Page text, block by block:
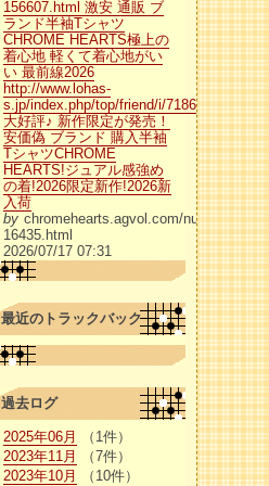
156607.html 激安 通販 ブ
ランド半袖Tシャツ
CHROME HEARTS極上の
着心地 軽くて着心地がい
い 最前線2026
http://www.lohas-
s.jp/index.php/top/friend/i/7186122633/
大好評♪ 新作限定が発売！
安価偽 ブランド 購入半袖
TシャツCHROME
HEARTS!ジュアル感強め
の着!2026限定新作!2026新
入荷
by chromehearts.agvol.com/num-
16435.html
2026/07/17 07:31
最近のトラックバック
過去ログ
2025年06月
（1件）
2023年11月
（7件）
2023年10月
（10件）